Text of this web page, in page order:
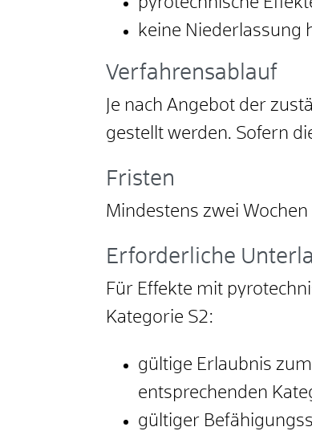
keine Niederlassung
Verfahrensablauf
Je nach Angebot der
gestellt werden. Sofern
Fristen
Mindestens zwei
Erforderliche
Für Effekte mit
Kategorie S2:
gültige Erlaubnis
entsprechenden
gültiger